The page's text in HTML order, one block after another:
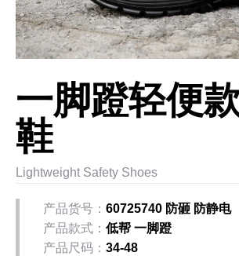
一脚蹬轻便
鞋
Lightweight Safety Shoes
产品货号： 60725740 防砸 防静电
产品款式： 低帮 一脚蹬
产品尺码： 34-48